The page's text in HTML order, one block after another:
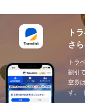
東京 (東京国際空港(羽
東京 (東京国際空港(羽
東京 (東京国際空港(羽
東京 (東京国際空港(羽
東京 (東京国際空港(羽
東京 (東京国際空港(羽
東京 (東京国際空港(羽
東京 (成田国際空港) →
東京 (成田国際空港) →
東京 (成田国際空港)→
東京 (成田国際空港)→
東京 (成田国際空港)
ト
さ
トラ
割引
空券
す。